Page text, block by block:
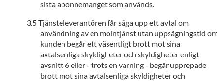
sista abonnemanget som används.
Tjänsteleverantören får säga upp ett avtal om
användning av en molntjänst utan uppsägningstid
kunden begår ett väsentligt brott mot sina
avtalsenliga skyldigheter och skyldigheter enligt
avsnitt 6 eller - trots en varning - begår upprepade
brott mot sina avtalsenliga skyldigheter och